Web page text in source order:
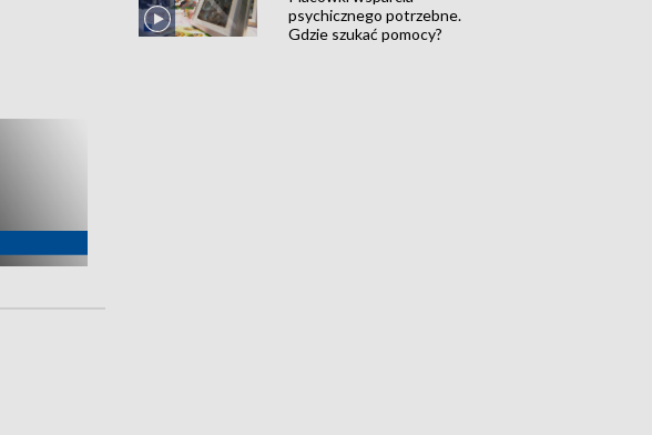
psychicznego potrzebne.
Gdzie szukać pomocy?